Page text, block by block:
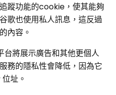
蹤功能的cookie，使其能夠
歌也使用私人訊息，這反過
內容。
將展示廣告和其他更個人
務的隱私性會降低，因為它
址。